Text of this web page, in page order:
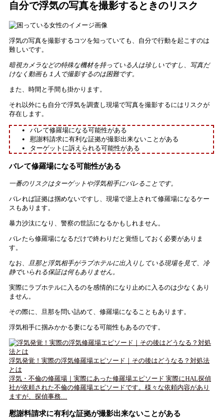
自分で浮気の写真を撮影するときのリスク
浮気の写真を撮影するコツを知っていても、自分で行動を起こすのは
難しいです。
暗視カメラなどの特殊な機材を持っている人は珍しいですし、写真だ
けなく動画も１人で撮影するのは困難です。
また、時間と手間も掛かります。
それ以外にも自分で浮気を調査し現場で写真を撮影するにはリスクが
存在します。
バレて修羅場になる可能性がある
慰謝料請求に有利な証拠が撮影出来ないことがある
ターゲットに訴えられる可能性がある
バレて修羅場になる可能性がある
一番のリスクはターゲットや浮気相手にバレることです。
バレれば証拠は掴めないですし、現場で逆上されて修羅場になるケー
スもあります。
暴力沙汰になり、警察の世話になるかもしれません。
バレたら修羅場になるだけで終わりだと覚悟しておく必要がありま
す。
なお、 旦那と浮気相手がラブホテルに出入りしている現場を見て、冷
静でいられる保証は何もありません。
実際にラブホテルに入るのを感情的になり止めに入るのは少なくあり
ません。
その際に、旦那を問い詰めて、修羅場になることもあります。
浮気相手に掴みかかる妻になる可能性もあるのです。
浮気発覚！実際の浮気修羅場エピソード｜その後はどうなる？対処法
とは
浮気・不倫の修羅場｜実際にあった修羅場エピソード 実際にHAL探偵
社が依頼された不倫の修羅場エピソードです。様々な依頼内容があり
ますが、探偵事務…
慰謝料請求に有利な証拠が撮影出来ないことがある